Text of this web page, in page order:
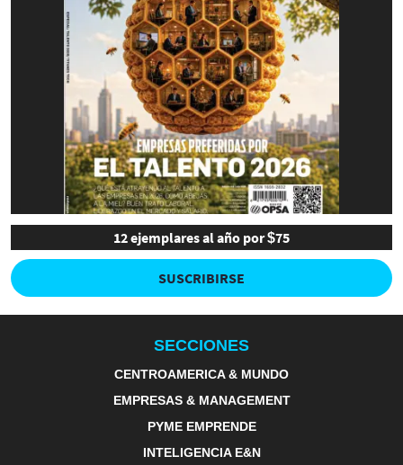
12 ejemplares al año por $75
SUSCRIBIRSE
SECCIONES
CENTROAMERICA & MUNDO
EMPRESAS & MANAGEMENT
PYME EMPRENDE
INTELIGENCIA E&N